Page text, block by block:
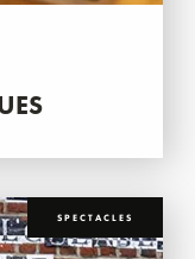
SPECTACLES